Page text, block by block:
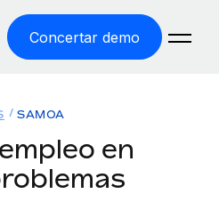
Concertar demo
SAMOA
en